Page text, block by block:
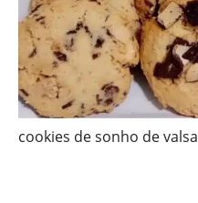
cookies de sonho de valsa